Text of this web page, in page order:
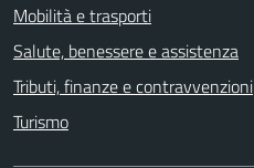
Mobilità e trasporti
Salute, benessere e assistenza
Tributi, finanze e contravvenzioni
Turismo